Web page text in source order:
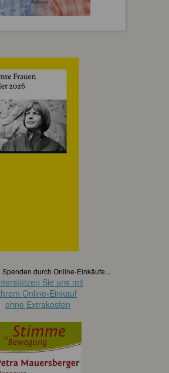
Spenden durch Online-Einkäufe...
Sie uns mit
Online-Einkauf
ohne Extrakosten